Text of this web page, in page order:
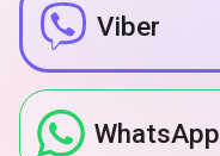
Viber
WhatsApp